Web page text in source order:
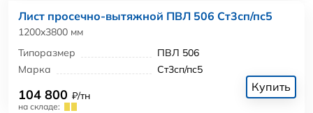
Лист просечно-вытяжной ПВЛ 506 Ст3сп/пс5
1200x3800 мм
Типоразмер
ПВЛ 506
Марка
Ст3сп/пс5
104 800 ₽/тн
на складе:
Купить